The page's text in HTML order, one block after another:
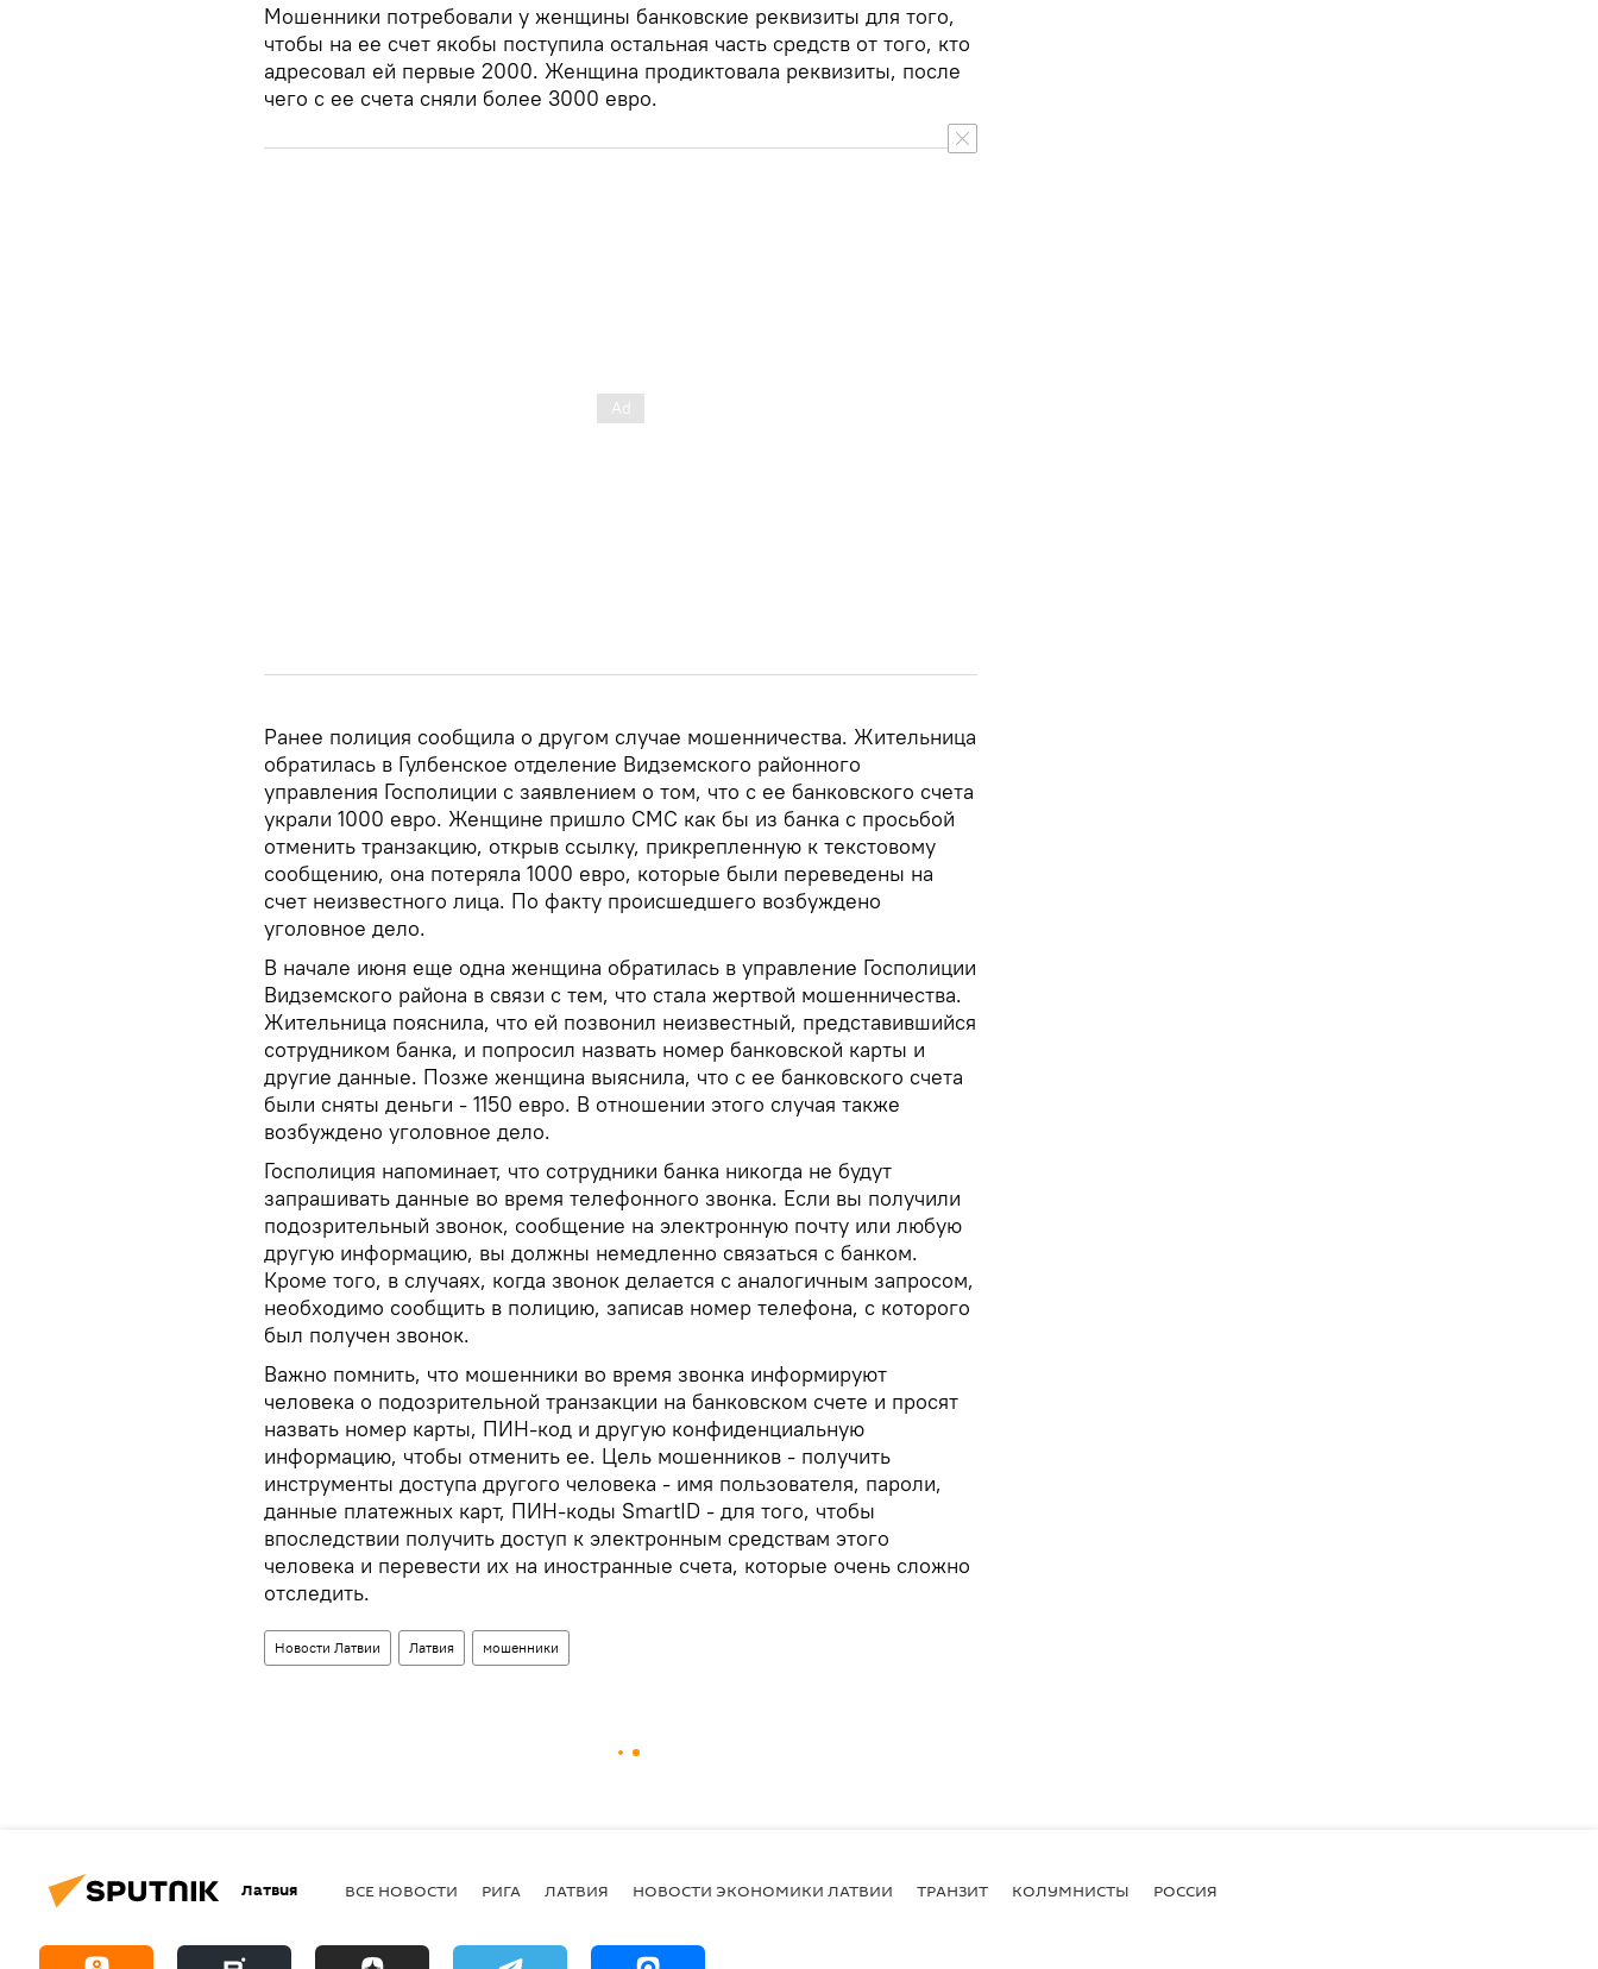
Мошенники потребовали у женщины банковские реквизиты для того,
чтобы на ее счет якобы поступила остальная часть средств от того, кто
адресовал ей первые 2000. Женщина продиктовала реквизиты, после
чего с ее счета сняли более 3000 евро.
Ранее полиция сообщила о другом случае мошенничества. Жительница
обратилась в Гулбенское отделение Видземского районного
управления Госполиции с заявлением о том, что с ее банковского счета
украли 1000 евро. Женщине пришло СМС как бы из банка с просьбой
отменить транзакцию, открыв ссылку, прикрепленную к текстовому
сообщению, она потеряла 1000 евро, которые были переведены на
счет неизвестного лица. По факту происшедшего возбуждено
уголовное дело.
В начале июня еще одна женщина обратилась в управление Госполиции
Видземского района в связи с тем, что стала жертвой мошенничества.
Жительница пояснила, что ей позвонил неизвестный, представившийся
сотрудником банка, и попросил назвать номер банковской карты и
другие данные. Позже женщина выяснила, что с ее банковского счета
были сняты деньги - 1150 евро. В отношении этого случая также
возбуждено уголовное дело.
Госполиция напоминает, что сотрудники банка никогда не будут
запрашивать данные во время телефонного звонка. Если вы получили
подозрительный звонок, сообщение на электронную почту или любую
другую информацию, вы должны немедленно связаться с банком.
Кроме того, в случаях, когда звонок делается с аналогичным запросом,
необходимо сообщить в полицию, записав номер телефона, с которого
был получен звонок.
Важно помнить, что мошенники во время звонка информируют
человека о подозрительной транзакции на банковском счете и просят
назвать номер карты, ПИН-код и другую конфиденциальную
информацию, чтобы отменить ее. Цель мошенников - получить
инструменты доступа другого человека - имя пользователя, пароли,
данные платежных карт, ПИН-коды SmartID - для того, чтобы
впоследствии получить доступ к электронным средствам этого
человека и перевести их на иностранные счета, которые очень сложно
отследить.
Новости Латвии Латвия мошенники
Латвия ВСЕ НОВОСТИ РИГА ЛАТВИЯ НОВОСТИ ЭКОНОМИКИ ЛАТВИИ ТРАНЗИТ КОЛУМНИСТЫ РОССИЯ